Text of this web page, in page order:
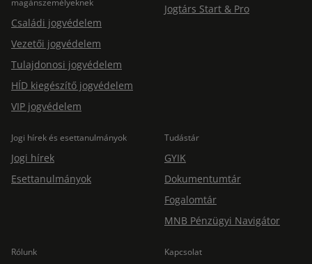
Családi jogvédelem
Vezetői jogvédelem
Tulajdonosi jogvédelem
HÍD kiegészítő jogvédelem
VIP jogvédelem
Jogtárs Start & Pro
Jogi hírek és esettanulmányok
Jogi hírek
Esettanulmányok
Tudástár
GYIK
Dokumentumtár
Fogalomtár
MNB Pénzügyi Navigátor
Rólunk Kapcsolat